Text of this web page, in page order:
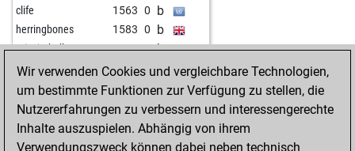
clife 1563 0 b
herringbones 1583 0 b
teixeirahellas 1686 0 b
teixeirahellas 1665 0 w
isufsh206 1577 1 b
helio ragazzi 1612 1 w
nasty 1599 1 b
geometre 1666 0 b
Wir verwenden Cookies und vergleichbare Technologien,
um bestimmte Funktionen zur Verfügung zu stellen, die
Nutzererfahrungen zu verbessern und interessengerechte
Inhalte auszuspielen. Abhängig von ihrem
Verwendungszweck können dabei neben technisch